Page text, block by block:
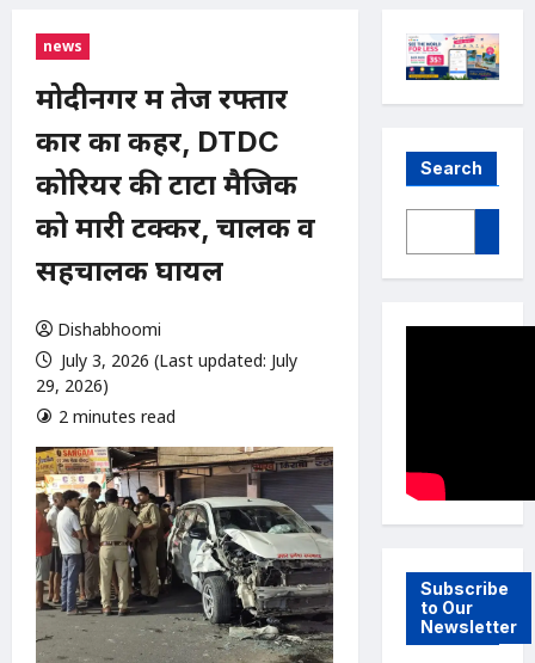
news
मोदीनगर में तेज रफ्तार
कार का कहर, DTDC
कोरियर की टाटा मैजिक
को मारी टक्कर, चालक व
सहचालक घायल
Dishabhoomi
July 3, 2026 (Last updated: July
29, 2026)
2 minutes read
Search
Subscribe
to Our
Newsletter